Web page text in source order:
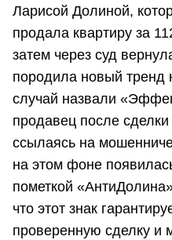
Ларисой Долиной,
продала квартиру за
затем через суд
породила новый тренд
случай назвали
продавец после
ссылаясь на
на этом фоне
пометкой
что этот знак
проверенную сделку и